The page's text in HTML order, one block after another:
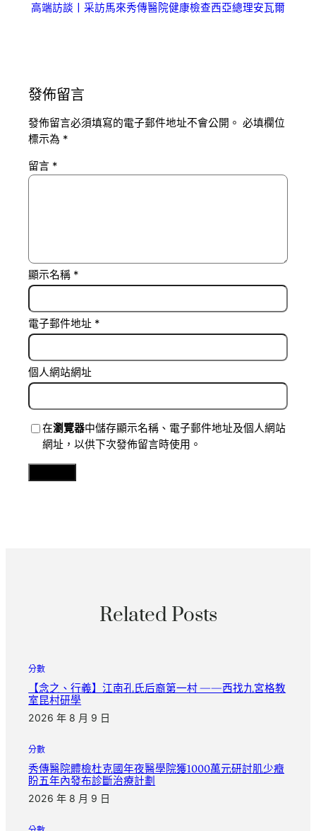
高端訪談丨采訪馬來秀傳醫院健康檢查西亞總理安瓦爾
發佈留言
發佈留言必須填寫的電子郵件地址不會公開。 必填欄位
標示為 *
留言 *
顯示名稱 *
電子郵件地址 *
個人網站網址
在瀏覽器中儲存顯示名稱、電子郵件地址及個人網站
網址，以供下次發佈留言時使用。
Related Posts
分數
【念之、行義】江南孔氏后裔第一村 ——西找九宮格教
室昆村研學
2026 年 8 月 9 日
分數
秀傳醫院體檢杜克國年夜醫學院獲1000萬元研討肌少癥
盼五年內發布診斷治療計劃
2026 年 8 月 9 日